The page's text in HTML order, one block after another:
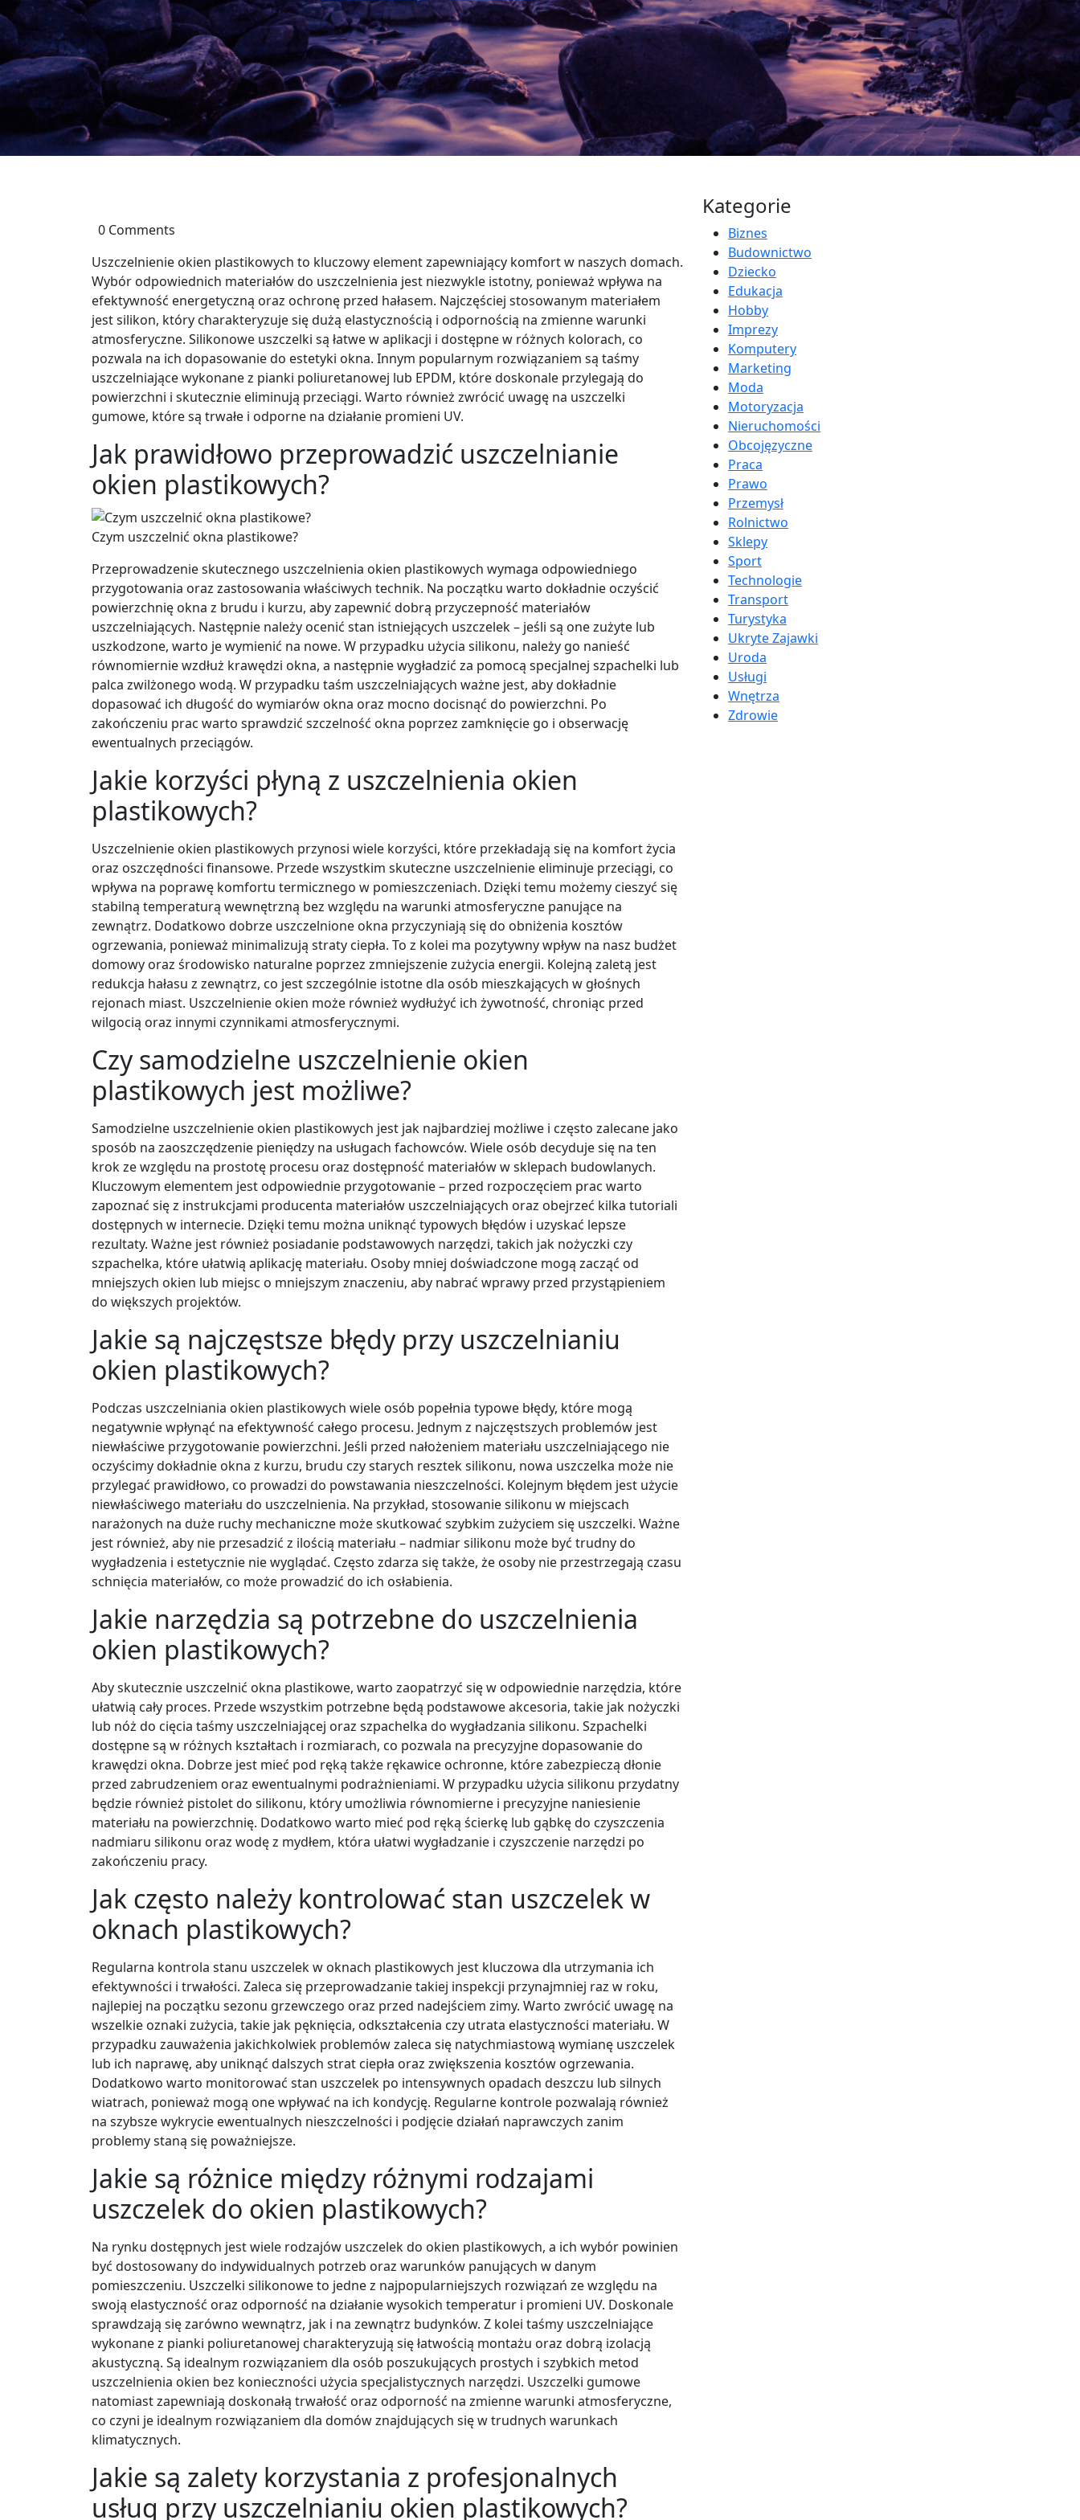
0 Comments
Uszczelnienie okien plastikowych to kluczowy element zapewniający komfort w naszych domach.
Wybór odpowiednich materiałów do uszczelnienia jest niezwykle istotny, ponieważ wpływa na
efektywność energetyczną oraz ochronę przed hałasem. Najczęściej stosowanym materiałem
jest silikon, który charakteryzuje się dużą elastycznością i odpornością na zmienne warunki
atmosferyczne. Silikonowe uszczelki są łatwe w aplikacji i dostępne w różnych kolorach, co
pozwala na ich dopasowanie do estetyki okna. Innym popularnym rozwiązaniem są taśmy
uszczelniające wykonane z pianki poliuretanowej lub EPDM, które doskonale przylegają do
powierzchni i skutecznie eliminują przeciągi. Warto również zwrócić uwagę na uszczelki
gumowe, które są trwałe i odporne na działanie promieni UV.
Jak prawidłowo przeprowadzić uszczelnianie
okien plastikowych?
Czym uszczelnić okna plastikowe?
Przeprowadzenie skutecznego uszczelnienia okien plastikowych wymaga odpowiedniego
przygotowania oraz zastosowania właściwych technik. Na początku warto dokładnie oczyścić
powierzchnię okna z brudu i kurzu, aby zapewnić dobrą przyczepność materiałów
uszczelniających. Następnie należy ocenić stan istniejących uszczelek – jeśli są one zużyte lub
uszkodzone, warto je wymienić na nowe. W przypadku użycia silikonu, należy go nanieść
równomiernie wzdłuż krawędzi okna, a następnie wygładzić za pomocą specjalnej szpachelki lub
palca zwilżonego wodą. W przypadku taśm uszczelniających ważne jest, aby dokładnie
dopasować ich długość do wymiarów okna oraz mocno docisnąć do powierzchni. Po
zakończeniu prac warto sprawdzić szczelność okna poprzez zamknięcie go i obserwację
ewentualnych przeciągów.
Jakie korzyści płyną z uszczelnienia okien
plastikowych?
Uszczelnienie okien plastikowych przynosi wiele korzyści, które przekładają się na komfort życia
oraz oszczędności finansowe. Przede wszystkim skuteczne uszczelnienie eliminuje przeciągi, co
wpływa na poprawę komfortu termicznego w pomieszczeniach. Dzięki temu możemy cieszyć się
stabilną temperaturą wewnętrzną bez względu na warunki atmosferyczne panujące na
zewnątrz. Dodatkowo dobrze uszczelnione okna przyczyniają się do obniżenia kosztów
ogrzewania, ponieważ minimalizują straty ciepła. To z kolei ma pozytywny wpływ na nasz budżet
domowy oraz środowisko naturalne poprzez zmniejszenie zużycia energii. Kolejną zaletą jest
redukcja hałasu z zewnątrz, co jest szczególnie istotne dla osób mieszkających w głośnych
rejonach miast. Uszczelnienie okien może również wydłużyć ich żywotność, chroniąc przed
wilgocią oraz innymi czynnikami atmosferycznymi.
Czy samodzielne uszczelnienie okien
plastikowych jest możliwe?
Samodzielne uszczelnienie okien plastikowych jest jak najbardziej możliwe i często zalecane jako
sposób na zaoszczędzenie pieniędzy na usługach fachowców. Wiele osób decyduje się na ten
krok ze względu na prostotę procesu oraz dostępność materiałów w sklepach budowlanych.
Kluczowym elementem jest odpowiednie przygotowanie – przed rozpoczęciem prac warto
zapoznać się z instrukcjami producenta materiałów uszczelniających oraz obejrzeć kilka tutoriali
dostępnych w internecie. Dzięki temu można uniknąć typowych błędów i uzyskać lepsze
rezultaty. Ważne jest również posiadanie podstawowych narzędzi, takich jak nożyczki czy
szpachelka, które ułatwią aplikację materiału. Osoby mniej doświadczone mogą zacząć od
mniejszych okien lub miejsc o mniejszym znaczeniu, aby nabrać wprawy przed przystąpieniem
do większych projektów.
Jakie są najczęstsze błędy przy uszczelnianiu
okien plastikowych?
Podczas uszczelniania okien plastikowych wiele osób popełnia typowe błędy, które mogą
negatywnie wpłynąć na efektywność całego procesu. Jednym z najczęstszych problemów jest
niewłaściwe przygotowanie powierzchni. Jeśli przed nałożeniem materiału uszczelniającego nie
oczyścimy dokładnie okna z kurzu, brudu czy starych resztek silikonu, nowa uszczelka może nie
przylegać prawidłowo, co prowadzi do powstawania nieszczelności. Kolejnym błędem jest użycie
niewłaściwego materiału do uszczelnienia. Na przykład, stosowanie silikonu w miejscach
narażonych na duże ruchy mechaniczne może skutkować szybkim zużyciem się uszczelki. Ważne
jest również, aby nie przesadzić z ilością materiału – nadmiar silikonu może być trudny do
wygładzenia i estetycznie nie wyglądać. Często zdarza się także, że osoby nie przestrzegają czasu
schnięcia materiałów, co może prowadzić do ich osłabienia.
Jakie narzędzia są potrzebne do uszczelnienia
okien plastikowych?
Aby skutecznie uszczelnić okna plastikowe, warto zaopatrzyć się w odpowiednie narzędzia, które
ułatwią cały proces. Przede wszystkim potrzebne będą podstawowe akcesoria, takie jak nożyczki
lub nóż do cięcia taśmy uszczelniającej oraz szpachelka do wygładzania silikonu. Szpachelki
dostępne są w różnych kształtach i rozmiarach, co pozwala na precyzyjne dopasowanie do
krawędzi okna. Dobrze jest mieć pod ręką także rękawice ochronne, które zabezpieczą dłonie
przed zabrudzeniem oraz ewentualnymi podrażnieniami. W przypadku użycia silikonu przydatny
będzie również pistolet do silikonu, który umożliwia równomierne i precyzyjne naniesienie
materiału na powierzchnię. Dodatkowo warto mieć pod ręką ścierkę lub gąbkę do czyszczenia
nadmiaru silikonu oraz wodę z mydłem, która ułatwi wygładzanie i czyszczenie narzędzi po
zakończeniu pracy.
Jak często należy kontrolować stan uszczelek w
oknach plastikowych?
Regularna kontrola stanu uszczelek w oknach plastikowych jest kluczowa dla utrzymania ich
efektywności i trwałości. Zaleca się przeprowadzanie takiej inspekcji przynajmniej raz w roku,
najlepiej na początku sezonu grzewczego oraz przed nadejściem zimy. Warto zwrócić uwagę na
wszelkie oznaki zużycia, takie jak pęknięcia, odkształcenia czy utrata elastyczności materiału. W
przypadku zauważenia jakichkolwiek problemów zaleca się natychmiastową wymianę uszczelek
lub ich naprawę, aby uniknąć dalszych strat ciepła oraz zwiększenia kosztów ogrzewania.
Dodatkowo warto monitorować stan uszczelek po intensywnych opadach deszczu lub silnych
wiatrach, ponieważ mogą one wpływać na ich kondycję. Regularne kontrole pozwalają również
na szybsze wykrycie ewentualnych nieszczelności i podjęcie działań naprawczych zanim
problemy staną się poważniejsze.
Jakie są różnice między różnymi rodzajami
uszczelek do okien plastikowych?
Na rynku dostępnych jest wiele rodzajów uszczelek do okien plastikowych, a ich wybór powinien
być dostosowany do indywidualnych potrzeb oraz warunków panujących w danym
pomieszczeniu. Uszczelki silikonowe to jedne z najpopularniejszych rozwiązań ze względu na
swoją elastyczność oraz odporność na działanie wysokich temperatur i promieni UV. Doskonale
sprawdzają się zarówno wewnątrz, jak i na zewnątrz budynków. Z kolei taśmy uszczelniające
wykonane z pianki poliuretanowej charakteryzują się łatwością montażu oraz dobrą izolacją
akustyczną. Są idealnym rozwiązaniem dla osób poszukujących prostych i szybkich metod
uszczelnienia okien bez konieczności użycia specjalistycznych narzędzi. Uszczelki gumowe
natomiast zapewniają doskonałą trwałość oraz odporność na zmienne warunki atmosferyczne,
co czyni je idealnym rozwiązaniem dla domów znajdujących się w trudnych warunkach
klimatycznych.
Jakie są zalety korzystania z profesjonalnych
usług przy uszczelnianiu okien plastikowych?
Kategorie
Biznes
Budownictwo
Dziecko
Edukacja
Hobby
Imprezy
Komputery
Marketing
Moda
Motoryzacja
Nieruchomości
Obcojęzyczne
Praca
Prawo
Przemysł
Rolnictwo
Sklepy
Sport
Technologie
Transport
Turystyka
Ukryte Zajawki
Uroda
Usługi
Wnętrza
Zdrowie